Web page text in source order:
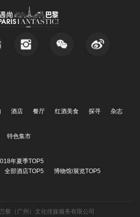
酒店 餐厅 红酒美食 探寻 杂志
特色集市
年夏季TOP5
全部酒店TOP5
博物馆/展览TOP5
黎（广州）文化传媒服务有限公司